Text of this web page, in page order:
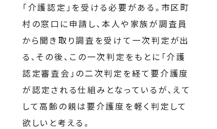
「介護認定」を受ける必要がある。市区町
村の窓口に申請し、本人や家族が調査員
から聞き取り調査を受けて一次判定が出
る、その後、この一次判定をもとに「介護
認定審査会」の二次判定を経て要介護度
が認定される仕組みとなっているが、えて
して高齢の親は要介護度を軽く判定して
欲しいと考える。